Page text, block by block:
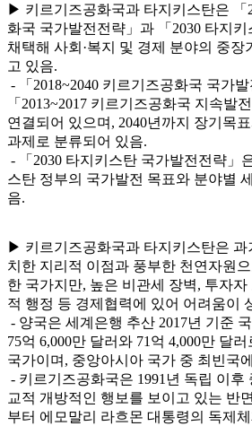
▶ 키르기즈공화국과 타지키스탄은 「
화국 국가발전전략」과 「2030 타지
채택해 사회·복지 및 경제 분야의 중장
고 있음.
- 「2018~2040 키르기즈공화국 국가
「2013~2017 키르기즈공화국 지속발
연결되어 있으며, 2040년까지 장기목
과제로 분류되어 있음.
- 「2030 타지키스탄 국가발전전략」
스탄 정부의 국가발전 목표와 분야별
음.
▶ 키르기즈공화국과 타지키스탄은 과
치한 지리적 이점과 풍부한 천연자원
한 국가지만, 높은 비관세 장벽, 투자
적 행정 등 경제협력에 있어 어려움이
- 양국은 세계은행 추산 2017년 기준
75억 6,000만 달러와 71억 4,000만 달러
국가이며, 중앙아시아 국가 중 최빈국
- 키르기즈공화국은 1991년 독립 이후
교적 개방적인 행보를 보이고 있는 반
부터 에모말리 라흐몬 대통령의 독제